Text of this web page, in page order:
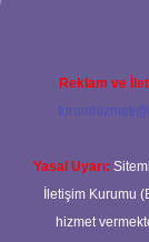
Reklam ve
Yasal Uyarı:
İletişim Kurumu
hizmet